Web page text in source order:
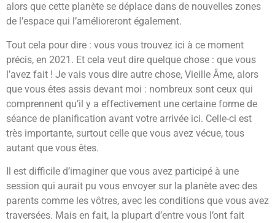
alors que cette planète se déplace dans de nouvelles zones
de l’espace qui l’amélioreront également.
Tout cela pour dire : vous vous trouvez ici à ce moment
précis, en 2021. Et cela veut dire quelque chose : que vous
l’avez fait ! Je vais vous dire autre chose, Vieille Âme, alors
que vous êtes assis devant moi : nombreux sont ceux qui
comprennent qu’il y a effectivement une certaine forme de
séance de planification avant votre arrivée ici. Celle-ci est
très importante, surtout celle que vous avez vécue, tous
autant que vous êtes.
Il est difficile d’imaginer que vous avez participé à une
session qui aurait pu vous envoyer sur la planète avec des
parents comme les vôtres, avec les conditions que vous avez
traversées. Mais en fait, la plupart d’entre vous l’ont fait